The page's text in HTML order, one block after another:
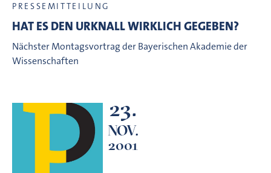
PRESSEMITTEILUNG
HAT ES DEN URKNALL WIRKLICH GEGEBEN?
Nächster Montagsvortrag der Bayerischen Akademie der
Wissenschaften
23.
NOV.
2001